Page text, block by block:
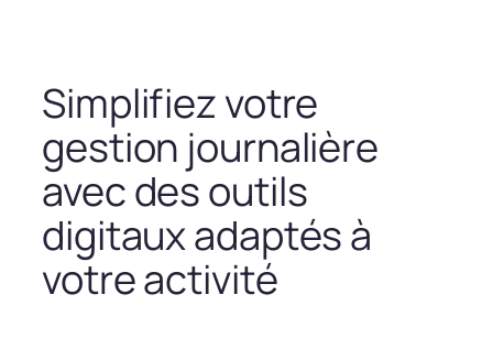
Simplifiez votre
gestion journalière
avec des outils
digitaux adaptés à
votre activité